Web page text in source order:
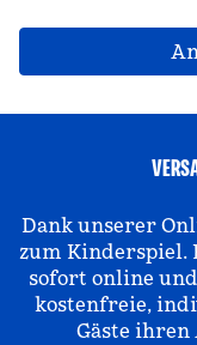
Dank unserer
zum Kinderspiel.
sofort online
kostenfreie,
Gäste ihren